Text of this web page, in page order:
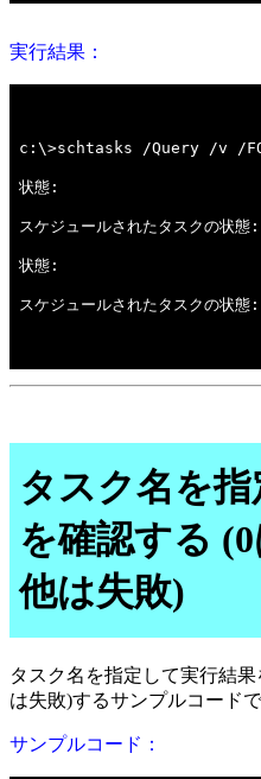
実行結果：
タスク名を
を確認する
他は失敗)
タスク名を指定して実行結
は失敗)するサンプルコードで
サンプルコード：